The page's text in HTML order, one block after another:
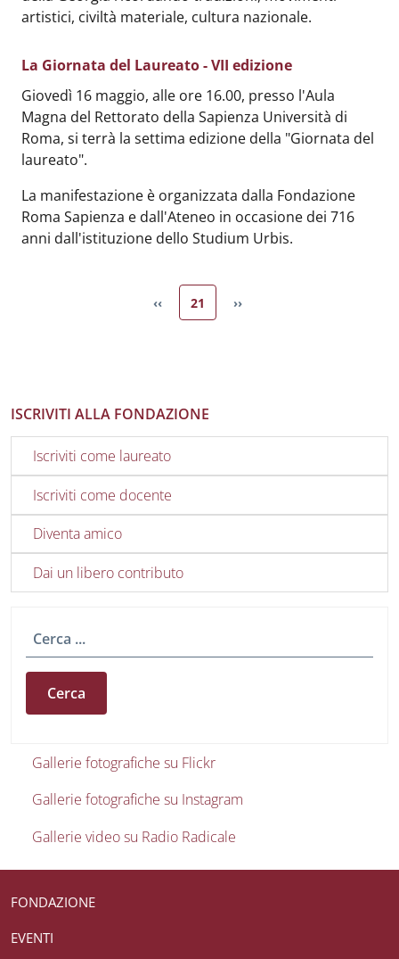
artistici, civiltà materiale, cultura nazionale.
La Giornata del Laureato - VII edizione
Body:
Giovedì 16 maggio, alle ore 16.00, presso l'Aula
Magna del Rettorato della Sapienza Università di
Roma, si terrà la settima edizione della "Giornata del
laureato".
La manifestazione è organizzata dalla Fondazione
Roma Sapienza e dall'Ateneo in occasione dei 716
anni dall'istituzione dello Studium Urbis.
Pagina precedente
‹‹ Pagina attuale
21 Pagina successiva
››
ISCRIVITI ALLA FONDAZIONE
Iscriviti come laureato
Iscriviti come docente
Diventa amico
Dai un libero contributo
Cerca
Gallerie foto e video
Gallerie fotografiche su Flickr
Gallerie fotografiche su Instagram
Gallerie video su Radio Radicale
FONDAZIONE
EVENTI